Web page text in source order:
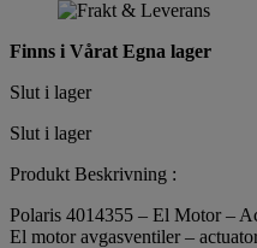
Finns i Vårat Egna lager
Slut i lager
Slut i lager
Produkt Beskrivning :
Polaris 4014355 – El Motor –
El motor avgasventiler –